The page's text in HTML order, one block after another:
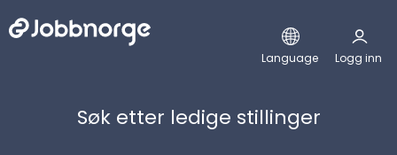
Hopp til hovedinnhold
Language Logg inn
Søk etter ledige stillinger